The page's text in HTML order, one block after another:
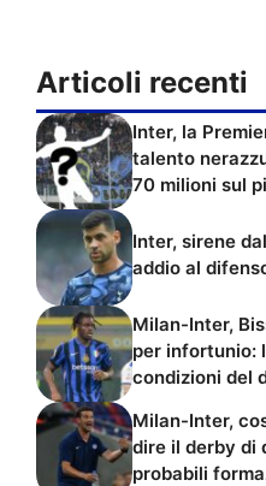
Articoli recenti
Inter, la
talento
70 milioni sul
Inter, sirene
addio al
Milan-Inter,
per infortunio:
condizioni del
Milan-Inter,
dire il derby di
probabili